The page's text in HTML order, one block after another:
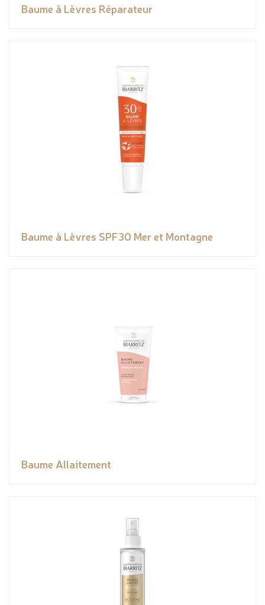
Baume à Lèvres Réparateur
Baume à Lèvres SPF30 Mer et Montagne
Baume Allaitement